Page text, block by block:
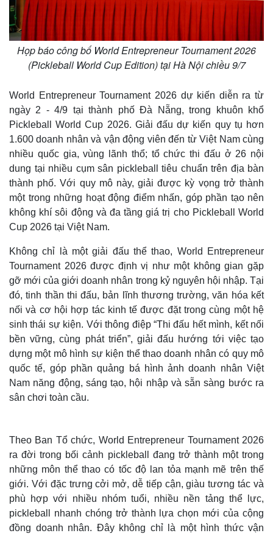
Thế giới
Quan sát
Cuộc sống đó đây
Multimedia
Video
Họp báo công bố World Entrepreneur Tournament 2026
(Pickleball World Cup Edition) tại Hà Nội chiều 9/7
World Entrepreneur Tournament 2026 dự kiến diễn ra từ
ngày 2 - 4/9 tại thành phố Đà Nẵng, trong khuôn khổ
Pickleball World Cup 2026. Giải đấu dự kiến quy tụ hơn
1.600 doanh nhân và vận động viên đến từ Việt Nam cùng
nhiều quốc gia, vùng lãnh thổ; tổ chức thi đấu ở 26 nội
dung tại nhiều cụm sân pickleball tiêu chuẩn trên địa bàn
thành phố. Với quy mô này, giải được kỳ vọng trở thành
một trong những hoạt động điểm nhấn, góp phần tạo nên
không khí sôi động và đa tầng giá trị cho Pickleball World
Cup 2026 tại Việt Nam.
Không chỉ là một giải đấu thể thao, World Entrepreneur
Tournament 2026 được định vị như một không gian gặp
gỡ mới của giới doanh nhân trong kỷ nguyên hội nhập. Tại
đó, tinh thần thi đấu, bản lĩnh thương trường, văn hóa kết
nối và cơ hội hợp tác kinh tế được đặt trong cùng một hệ
sinh thái sự kiện. Với thông điệp “Thi đấu hết mình, kết nối
bền vững, cùng phát triển”, giải đấu hướng tới việc tạo
dựng một mô hình sự kiện thể thao doanh nhân có quy mô
quốc tế, góp phần quảng bá hình ảnh doanh nhân Việt
Nam năng động, sáng tạo, hội nhập và sẵn sàng bước ra
sân chơi toàn cầu.
Theo Ban Tổ chức, World Entrepreneur Tournament 2026
ra đời trong bối cảnh pickleball đang trở thành một trong
những môn thể thao có tốc độ lan tỏa mạnh mẽ trên thế
giới. Với đặc trưng cởi mở, dễ tiếp cận, giàu tương tác và
phù hợp với nhiều nhóm tuổi, nhiều nền tảng thể lực,
pickleball nhanh chóng trở thành lựa chọn mới của cộng
đồng doanh nhân. Đây không chỉ là một hình thức vận